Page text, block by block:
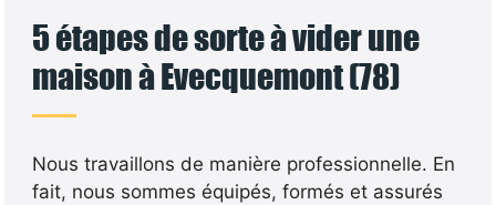
5 étapes de sorte à vider une
maison à Evecquemont (78)
Nous travaillons de manière professionnelle. En
fait, nous sommes équipés, formés et assurés